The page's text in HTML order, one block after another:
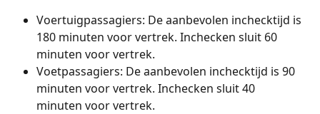
Voertuigpassagiers: De aanbevolen inchecktijd is
180 minuten voor vertrek. Inchecken sluit 60
minuten voor vertrek.
Voetpassagiers: De aanbevolen inchecktijd is 90
minuten voor vertrek. Inchecken sluit 40
minuten voor vertrek.